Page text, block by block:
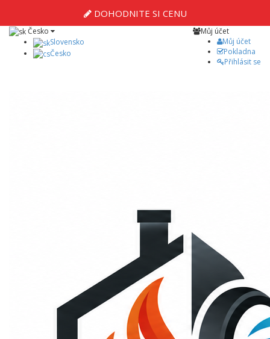
DOHODNITE SI CENU
Můj účet
Můj účet
Pokladna
Přihlásit se
Česko
Slovensko
Česko